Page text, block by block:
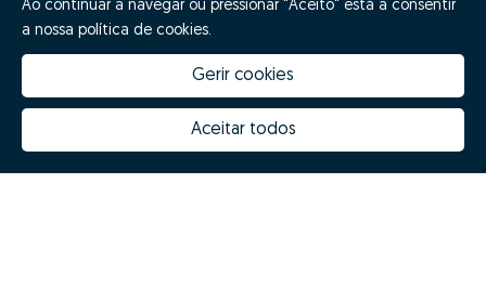
Ao continuar a navegar ou pressionar "Aceito" está a consentir
a nossa política de cookies.
Gerir cookies
Aceitar todos